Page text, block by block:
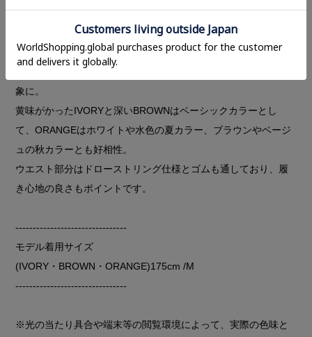
太めのシルエットにウエストのドローストリングでリラックス
感がありつつ、光沢感のある素材を使用することでカジュアル
になりすぎないパンツに仕上げました。
光沢感に加えシワ感もあるので、きれいすぎない洗練された印
象に。
黄味がかったIVORYと深いBROWNはベーシックカラーとし
て、ORANGEはホワイトや水色の夏カラー、ブラウンやベージ
ュの秋カラーとも好相性。
ウエスト部分はドローストリング仕様とゴムも通しており、履
き心地の良さもポイントです。
--------------------------------
モデル着用サイズ
(IVORY・BROWN・ORANGE)175cm /M
--------------------------------
※光の当たり具合や端末等の閲覧環境によって、実際の色味と